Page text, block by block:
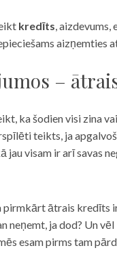
kredīts, aizdevums,
aizņemties
–
ka šodien visi zina
teikts, ja
jau visam ir arī savas
ātrais kredīts
neņemt, ja dod? Un
esam pirms tam